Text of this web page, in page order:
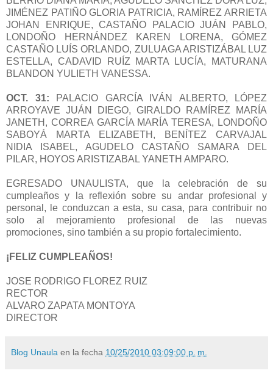
JIMÉNEZ PATIÑO GLORIA PATRICIA, RAMÍREZ ARRIETA
JOHAN ENRIQUE, CASTAÑO PALACIO JUÁN PABLO,
LONDOÑO HERNÁNDEZ KAREN LORENA, GÓMEZ
CASTAÑO LUÍS ORLANDO, ZULUAGA ARISTIZÁBAL LUZ
ESTELLA, CADAVID RUÍZ MARTA LUCÍA, MATURANA
BLANDON YULIETH VANESSA.
OCT. 31: PALACIO GARCÍA IVÁN ALBERTO, LÓPEZ
ARROYAVE JUÁN DIEGO, GIRALDO RAMÍREZ MARÍA
JANETH, CORREA GARCÍA MARÍA TERESA, LONDOÑO
SABOYÁ MARTA ELIZABETH, BENÍTEZ CARVAJAL
NIDIA ISABEL, AGUDELO CASTAÑO SAMARA DEL
PILAR, HOYOS ARISTIZABAL YANETH AMPARO.
EGRESADO UNAULISTA, que la celebración de su
cumpleaños y la reflexión sobre su andar profesional y
personal, le conduzcan a esta, su casa, para contribuir no
solo al mejoramiento profesional de las nuevas
promociones, sino también a su propio fortalecimiento.
¡FELIZ CUMPLEAÑOS!
JOSE RODRIGO FLOREZ RUIZ
RECTOR
ALVARO ZAPATA MONTOYA
DIRECTOR
Blog Unaula en la fecha 10/25/2010 03:09:00 p. m.